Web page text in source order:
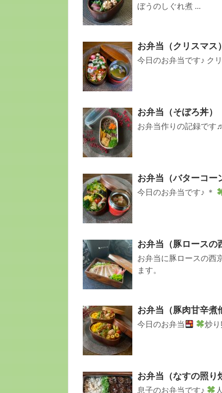
ぼうのしぐれ煮 ...
お弁当（クリスマス）
今日のお弁当です♪ ク
お弁当（そぼろ丼）
お弁当作りの記録です♬
お弁当（バターコー
今日のお弁当です♪ ＊
お弁当（豚ロースの
お弁当に豚ロースの西
ます。
お弁当（豚肉甘辛煮
今日のお弁当 炒り
お弁当（なすの照り
息子のお弁当です♪